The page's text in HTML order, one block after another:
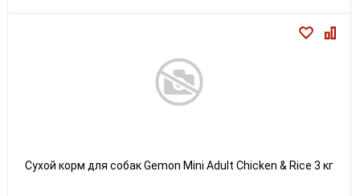
Сухой корм для собак Gemon Mini Adult Chicken & Rice 3 кг